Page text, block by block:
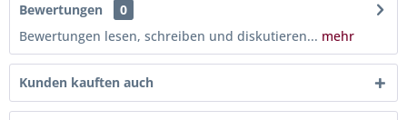
Bewertungen
0
Bewertungen lesen, schreiben und diskutieren... mehr
Kunden kauften auch